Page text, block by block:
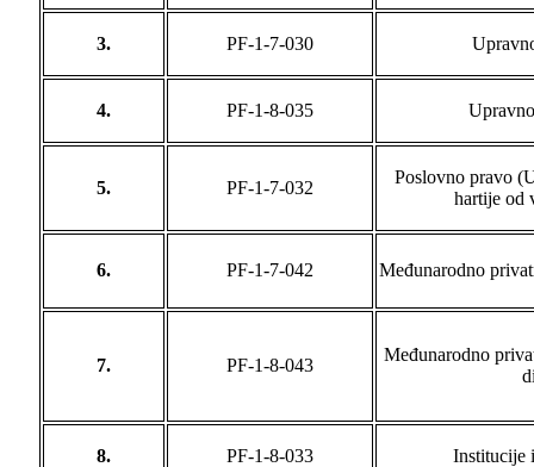
3. PF-1-7-030
4. PF-1-8-035
5. PF-1-7-032
Poslovno pravo
hartije od
6. PF-1-7-042 Međunarodno
7. PF-1-8-043
Međunarodno
8. PF-1-8-033 Institucije